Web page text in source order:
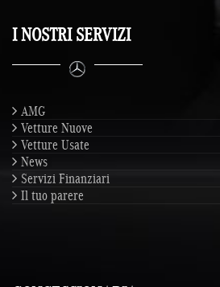
I NOSTRI SERVIZI
AMG
Vetture Nuove
Vetture Usate
News
Servizi Finanziari
Il tuo parere